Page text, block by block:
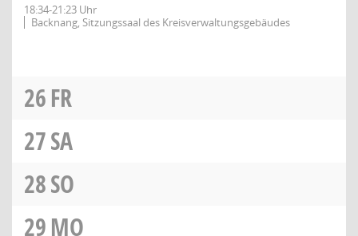
18:34-21:23 Uhr
Backnang, Sitzungssaal des Kreisverwaltungsgebäudes
26FR
27SA
28SO
29MO